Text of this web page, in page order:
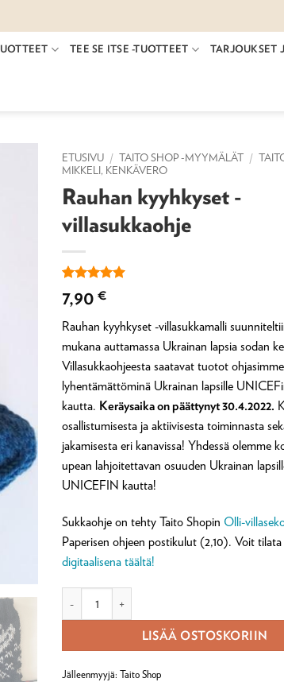
TEE SE ITSE -TUOTTEET TARJOUKSET
ETUSIVU / TAITO SHOP -MYYMÄLÄT /
MIKKELI, KENKÄVERO
Rauhan kyyhkyset -
villasukkaohje
Arvio 5
5:stä
20
asiakkaan
arvotukseen.
7,90 €
Rauhan kyyhkyset -villasukkamalli
mukana auttamassa Ukrainan lapsia sodan
Villasukkaohjeesta saatavat tuotot ohjasimme
lyhentämättöminä Ukrainan lapsille
kautta. Keräysaika on päättynyt 30.4.2022.
osallistumisesta ja aktiivisesta toiminnasta
jakamisesta eri kanavissa! Yhdessä olemme
upean lahjoitettavan osuuden Ukrainan
UNICEFIN kautta!
Sukkaohje on tehty Taito Shopin Olli-
Paperisen ohjeen postikulut (2,10). Voit
digitaalisena täältä!
LISÄÄ OSTOSKORIIN
Jälleenmyyjä: Taito Shop